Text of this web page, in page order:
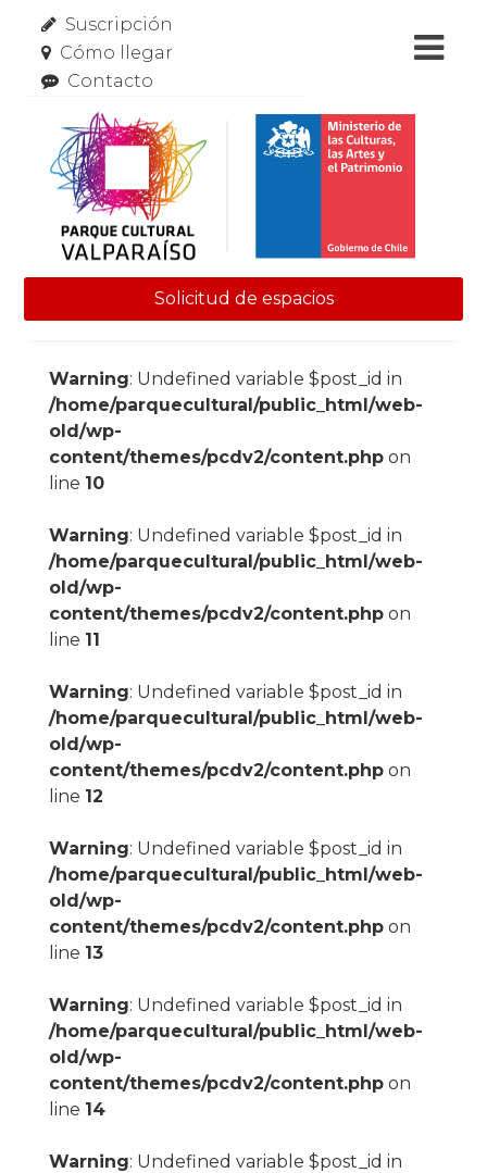
Suscripción
Cómo llegar
Contacto
Solicitud de espacios
Warning: Undefined variable $post_id in
/home/parquecultural/public_html/web-
old/wp-
content/themes/pcdv2/content.phpon
line 10
Warning: Undefined variable $post_id in
/home/parquecultural/public_html/web-
old/wp-
content/themes/pcdv2/content.phpon
line 11
Warning: Undefined variable $post_id in
/home/parquecultural/public_html/web-
old/wp-
content/themes/pcdv2/content.phpon
line 12
Warning: Undefined variable $post_id in
/home/parquecultural/public_html/web-
old/wp-
content/themes/pcdv2/content.phpon
line 13
Warning: Undefined variable $post_id in
/home/parquecultural/public_html/web-
old/wp-
content/themes/pcdv2/content.phpon
line 14
Warning: Undefined variable $post_id in